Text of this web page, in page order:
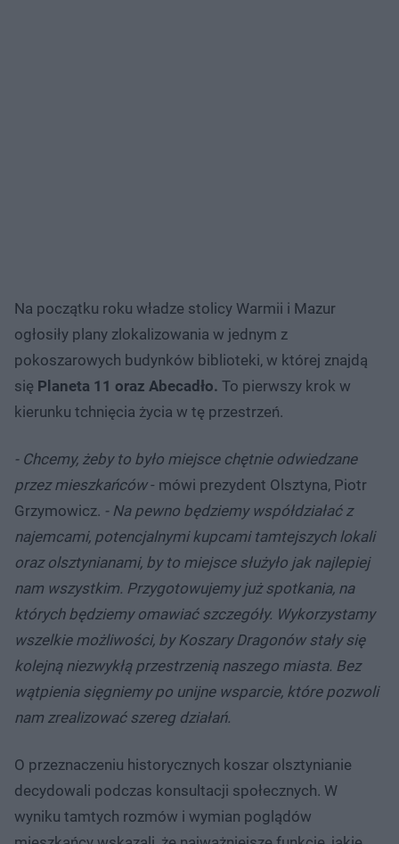
Na początku roku władze stolicy Warmii i Mazur
ogłosiły plany zlokalizowania w jednym z
pokoszarowych budynków biblioteki, w której znajdą
się Planeta 11 oraz Abecadło. To pierwszy krok w
kierunku tchnięcia życia w tę przestrzeń.
- Chcemy, żeby to było miejsce chętnie odwiedzane
przez mieszkańców- mówi prezydent Olsztyna, Piotr
Grzymowicz. - Na pewno będziemy współdziałać z
najemcami, potencjalnymi kupcami tamtejszych lokali
oraz olsztynianami, by to miejsce służyło jak najlepiej
nam wszystkim. Przygotowujemy już spotkania, na
których będziemy omawiać szczegóły. Wykorzystamy
wszelkie możliwości, by Koszary Dragonów stały się
kolejną niezwykłą przestrzenią naszego miasta. Bez
wątpienia sięgniemy po unijne wsparcie, które pozwoli
nam zrealizować szereg działań.
O przeznaczeniu historycznych koszar olsztynianie
decydowali podczas konsultacji społecznych. W
wyniku tamtych rozmów i wymian poglądów